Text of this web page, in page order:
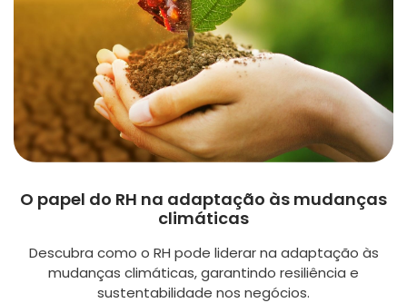
O papel do RH na adaptação às mudanças
climáticas
Descubra como o RH pode liderar na adaptação às
mudanças climáticas, garantindo resiliência e
sustentabilidade nos negócios.